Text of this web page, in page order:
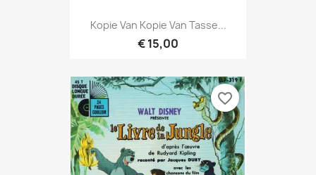
Kopie Van Kopie Van Tasse...
€ 15,00
favorite_border